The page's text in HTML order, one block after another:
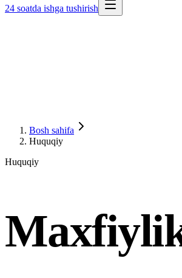
24 soatda ishga tushirish
Bosh sahifa
Huquqiy
Huquqiy